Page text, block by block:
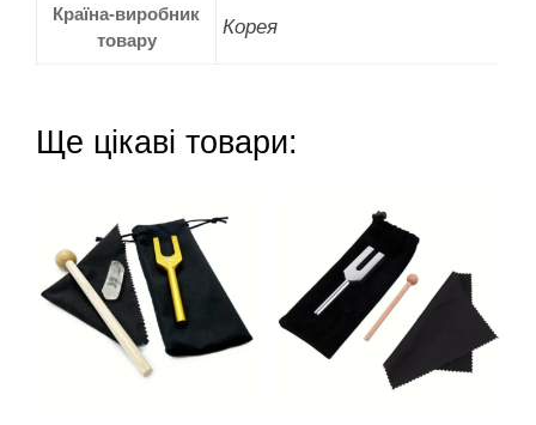
Країна-виробник
товару
Корея
Ще цікаві товари: